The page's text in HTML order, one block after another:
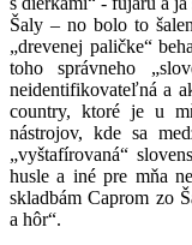
Šaly – no bolo to
„drevenej paličke“
toho správneho
neidentifikovateľná a
country, ktoré je u
nástrojov, kde sa
„vyštafírovaná“
husle a iné pre mňa
skladbám Caprom zo
a hôr“.